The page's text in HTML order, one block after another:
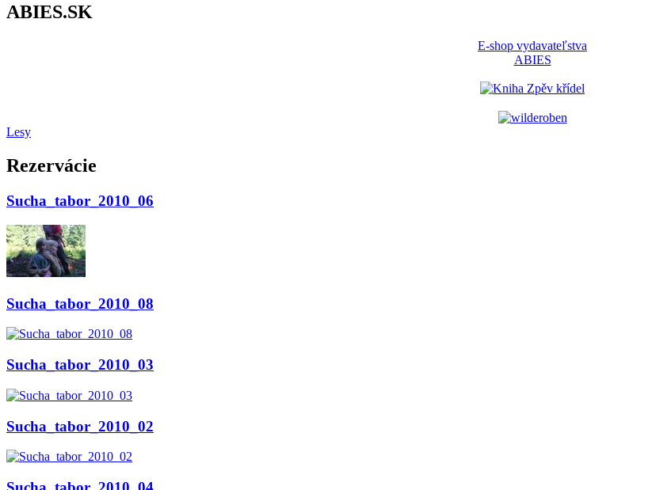
ABIES.SK
E-shop vydavateľstva
ABIES
Lesy
Rezervácie
Sucha_tabor_2010_06
Sucha_tabor_2010_08
Sucha_tabor_2010_03
Sucha_tabor_2010_02